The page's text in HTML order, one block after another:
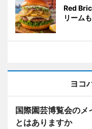
Red
リームも
ヨコ
国際園芸博覧会のメ
とはありますか